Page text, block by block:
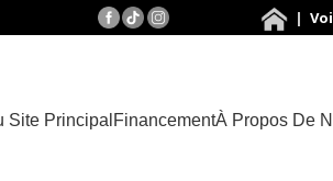
|
Site Principal FinancementÀ Propos De